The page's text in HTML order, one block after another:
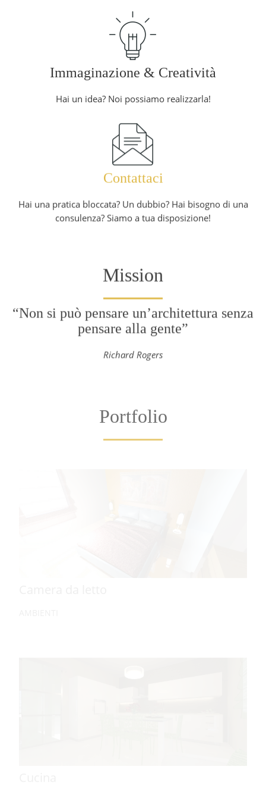
Immaginazione & Creatività
Hai un idea? Noi possiamo realizzarla!
Contattaci
Hai una pratica bloccata? Un dubbio? Hai bisogno di una
consulenza? Siamo a tua disposizione!
Mission
“Non si può pensare un’architettura senza
pensare alla gente”
Richard Rogers
Portfolio